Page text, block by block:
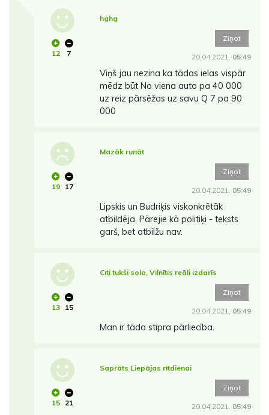
12 7
hghg
Ziņot
20.04.2021. 05:49
Viņš jau nezina ka tādas ielas vispār
mēdz būt No viena auto pa 40 000
uz reiz pārsēžas uz savu Q 7 pa 90
000
19 17
Mazāk runāt
Ziņot
20.04.2021. 05:49
Lipskis un Budriķis viskonkrētāk
atbildēja. Pārejie kā politiķi - teksts
garš, bet atbilžu nav.
13 15
Citi tukši sola, Vilnītis reāli izdarīs
Ziņot
20.04.2021. 05:49
Man ir tāda stipra pārliecība.
15 21
Saprāts Liepājas rītdienai
Ziņot
20.04.2021. 05:49